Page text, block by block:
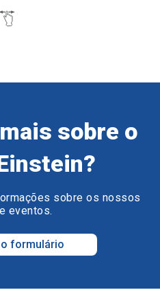
sobre o
sobre os nossos
eventos.
o formulário